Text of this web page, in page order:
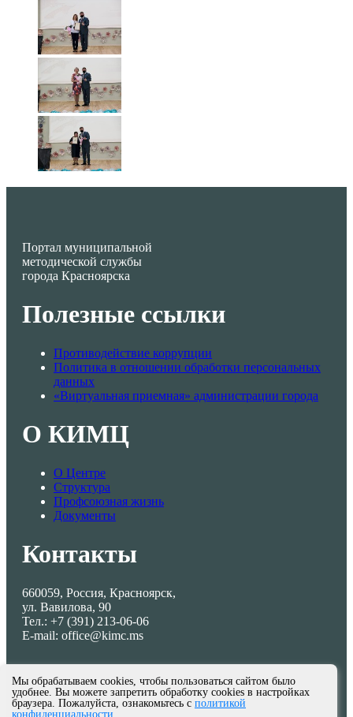
Портал муниципальной
методической службы
города Красноярска
Полезные ссылки
Противодействие коррупции
Политика в отношении обработки персональных
данных
«Виртуальная приемная» администрации города
О КИМЦ
О Центре
Структура
Профсоюзная жизнь
Документы
Контакты
660059, Россия, Красноярск,
ул. Вавилова, 90
Тел.: +7 (391) 213-06-06
E-mail: office@kimc.ms
Мы обрабатываем cookies, чтобы пользоваться сайтом было
удобнее. Вы можете запретить обработку cookies в настройках
браузера. Пожалуйста, ознакомьтесь с политикой
конфиденциальности